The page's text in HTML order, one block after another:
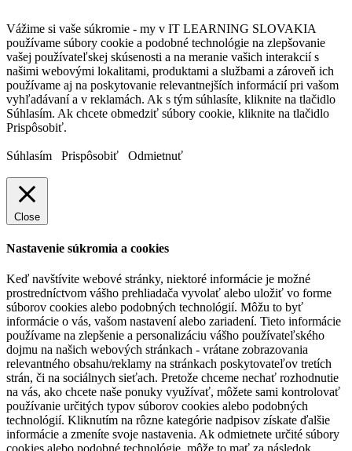
Vážime si vaše súkromie - my v IT LEARNING SLOVAKIA
používame súbory cookie a podobné technológie na zlepšovanie
vašej používateľskej skúsenosti a na meranie vašich interakcií s
našimi webovými lokalitami, produktami a službami a zároveň ich
používame aj na poskytovanie relevantnejších informácií pri vašom
vyhľadávaní a v reklamách. Ak s tým súhlasíte, kliknite na tlačidlo
Súhlasím. Ak chcete obmedziť súbory cookie, kliknite na tlačidlo
Prispôsobiť.
Súhlasím Prispôsobiť Odmietnuť
Close
Nastavenie súkromia a cookies
Keď navštívite webové stránky, niektoré informácie je možné
prostredníctvom vášho prehliadača vyvolať alebo uložiť vo forme
súborov cookies alebo podobných technológií. Môžu to byť
informácie o vás, vašom nastavení alebo zariadení. Tieto informácie
používame na zlepšenie a personalizáciu vášho používateľského
dojmu na našich webových stránkach - vrátane zobrazovania
relevantného obsahu/reklamy na stránkach poskytovateľov tretích
strán, či na sociálnych sieťach. Pretože chceme nechať rozhodnutie
na vás, ako chcete naše ponuky využívať, môžete sami kontrolovať
používanie určitých typov súborov cookies alebo podobných
technológií. Kliknutím na rôzne kategórie nadpisov získate ďalšie
informácie a zmeníte svoje nastavenia. Ak odmietnete určité súbory